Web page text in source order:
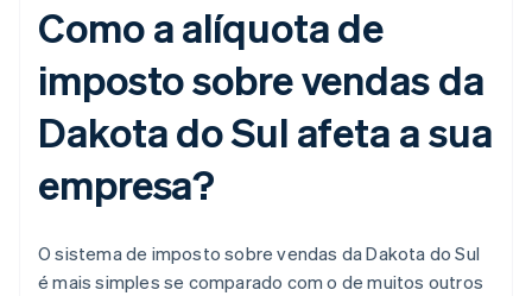
Como a alíquota de
imposto sobre vendas da
Dakota do Sul afeta a sua
empresa?
O sistema de imposto sobre vendas da Dakota do Sul
é mais simples se comparado com o de muitos outros